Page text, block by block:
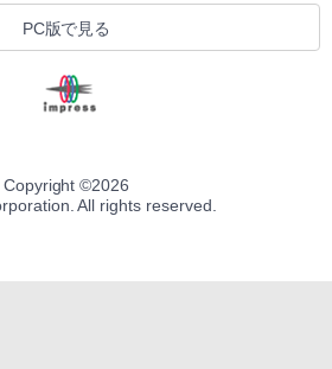
PC版で見る
Copyright ©2026
All rights reserved.